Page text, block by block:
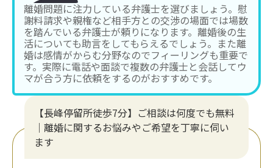
離婚問題に注力している弁護士を選びましょう。慰
謝料請求や親権など相手方との交渉の場面では場数
を踏んでいる弁護士が頼りになります。離婚後の生
活についても助言をしてもらえるでしょう。また離
婚は感情がからむ分野なのでフィーリングも重要で
す。実際に電話や面談で複数の弁護士と会話してウ
マが合う方に依頼をするのがおすすめです。
【長峰停留所徒歩7分】ご相談は何度でも無料
｜離婚に関するお悩みやご希望を丁寧に伺い
ます